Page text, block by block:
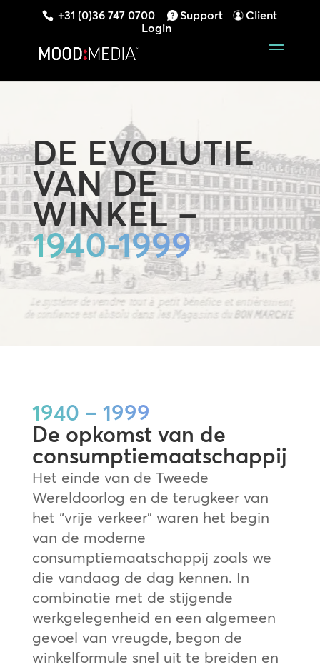
+31 (0)36 747 0700 Support
Client
Login
DE EVOLUTIE
VAN DE
WINKEL –
1940-1999
1940 – 1999
De opkomst van de
consumptiemaatschappij
Het einde van de Tweede
Wereldoorlog en de terugkeer van
het “vrije verkeer” waren het begin
van de moderne
consumptiemaatschappij zoals we
die vandaag de dag kennen. In
combinatie met de stijgende
werkgelegenheid en een algemeen
gevoel van vreugde, begon de
winkelformule snel uit te breiden en